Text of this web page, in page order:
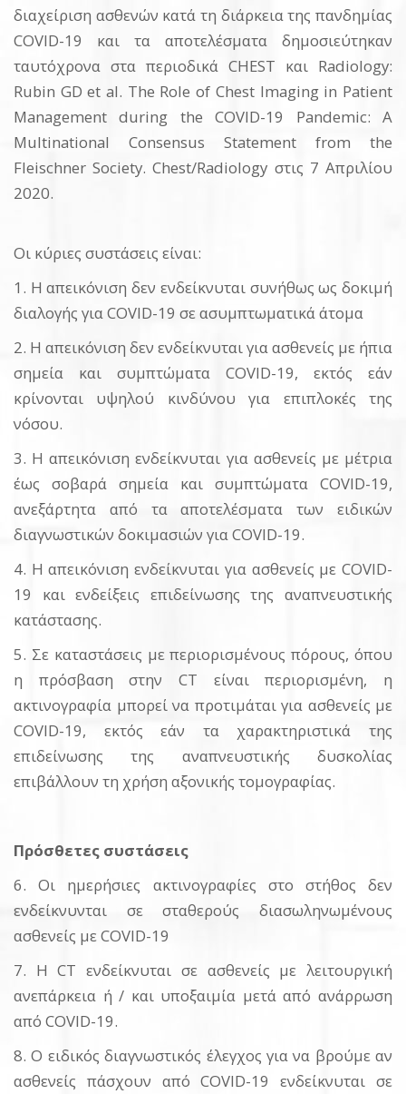
διαχείριση ασθενών κατά τη διάρκεια της πανδημίας
COVID-19 και τα αποτελέσματα δημοσιεύτηκαν
ταυτόχρονα στα περιοδικά CHEST και Radiology:
Rubin GD et al. The Role of Chest Imaging in Patient
Management during the COVID-19 Pandemic: A
Multinational Consensus Statement from the
Fleischner Society. Chest/Radiology στις 7 Απριλίου
2020.
Οι κύριες συστάσεις είναι:
1. Η απεικόνιση δεν ενδείκνυται συνήθως ως δοκιμή
διαλογής για COVID-19 σε ασυμπτωματικά άτομα
2. Η απεικόνιση δεν ενδείκνυται για ασθενείς με ήπια
σημεία και συμπτώματα COVID-19, εκτός εάν
κρίνονται υψηλού κινδύνου για επιπλοκές της
νόσου.
3. Η απεικόνιση ενδείκνυται για ασθενείς με μέτρια
έως σοβαρά σημεία και συμπτώματα COVID-19,
ανεξάρτητα από τα αποτελέσματα των ειδικών
διαγνωστικών δοκιμασιών για COVID-19.
4. Η απεικόνιση ενδείκνυται για ασθενείς με COVID-
19 και ενδείξεις επιδείνωσης της αναπνευστικής
κατάστασης.
5. Σε καταστάσεις με περιορισμένους πόρους, όπου
η πρόσβαση στην CT είναι περιορισμένη, η
ακτινογραφία μπορεί να προτιμάται για ασθενείς με
COVID-19, εκτός εάν τα χαρακτηριστικά της
επιδείνωσης της αναπνευστικής δυσκολίας
επιβάλλουν τη χρήση αξονικής τομογραφίας.
Πρόσθετες συστάσεις
6. Οι ημερήσιες ακτινογραφίες στο στήθος δεν
ενδείκνυνται σε σταθερούς διασωληνωμένους
ασθενείς με COVID-19
7. Η CT ενδείκνυται σε ασθενείς με λειτουργική
ανεπάρκεια ή / και υποξαιμία μετά από ανάρρωση
από COVID-19.
8. Ο ειδικός διαγνωστικός έλεγχος για να βρούμε αν
ασθενείς πάσχουν από COVID-19 ενδείκνυται σε